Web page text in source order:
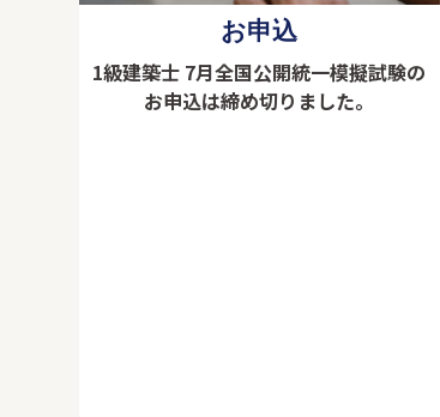
お申込
1級建築士 7月全国公開統一模擬試験の
お申込は締め切りました。